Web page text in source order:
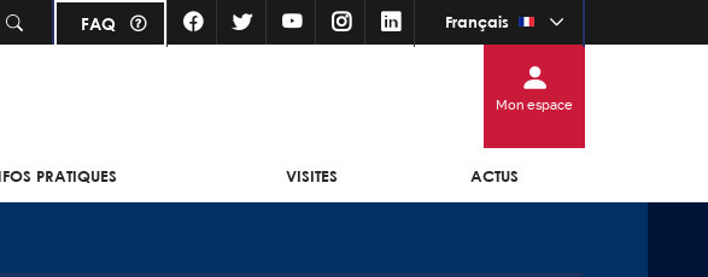
principal
Français
FAQ
Mon espace
PRATIQUES VISITES ACTUS